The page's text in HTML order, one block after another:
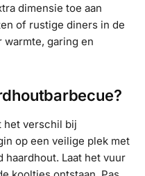
dimensie toe aan
of rustige diners in de
garing en
het verschil bij
op een veilige plek met
haardhout. Laat het vuur